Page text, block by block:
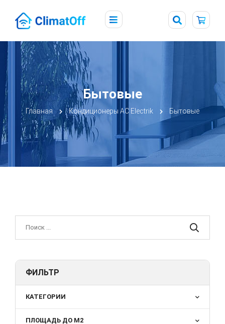
Бытовые
Главная Кондиционеры AC Electrik Бытовые
ФИЛЬТР
КАТЕГОРИИ
ПЛОЩАДЬ ДО М2